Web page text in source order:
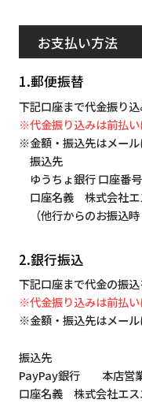
お支払い方法
1.郵便振替
下記口座まで代金振り
※代金振り込みは前払い
※金額・振込先はメール
振込先
ゆうちょ銀行 口座
口座名義 株式会社エ
（他行からのお振込
2.銀行振込
下記口座まで代金の振
※代金振り込みは前払い
※金額・振込先はメール
振込先
PayPay銀行 本店
口座名義 株式会社エ